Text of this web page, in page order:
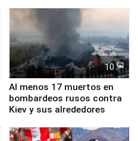
Fenómeno El Niño
10
Al menos 17 muertos en
bombardeos rusos contra
Kiev y sus alrededores